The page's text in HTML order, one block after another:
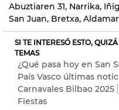
Abuztiaren 31, Narrika,
San Juan, Bretxa,
SI TE INTERESÓ ESTO,
TEMAS
¿Qué pasa hoy en San
País Vasco últimas
Carnavales Bilbao 2025
Fiestas